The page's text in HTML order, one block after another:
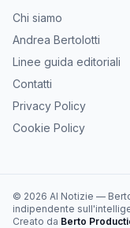
Chi siamo
Andrea Bertolotti
Linee guida editoriali
Contatti
Privacy Policy
Cookie Policy
© 2026 AI Notizie —
indipendente
Creato da Berto